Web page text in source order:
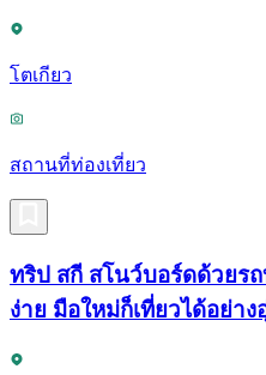
โตเกียว
สถานที่ท่องเที่ยว
ทริป สกี สโนว์บอร์ดด้วยร
ง่าย มือใหม่ก็เที่ยวได้อย่าง